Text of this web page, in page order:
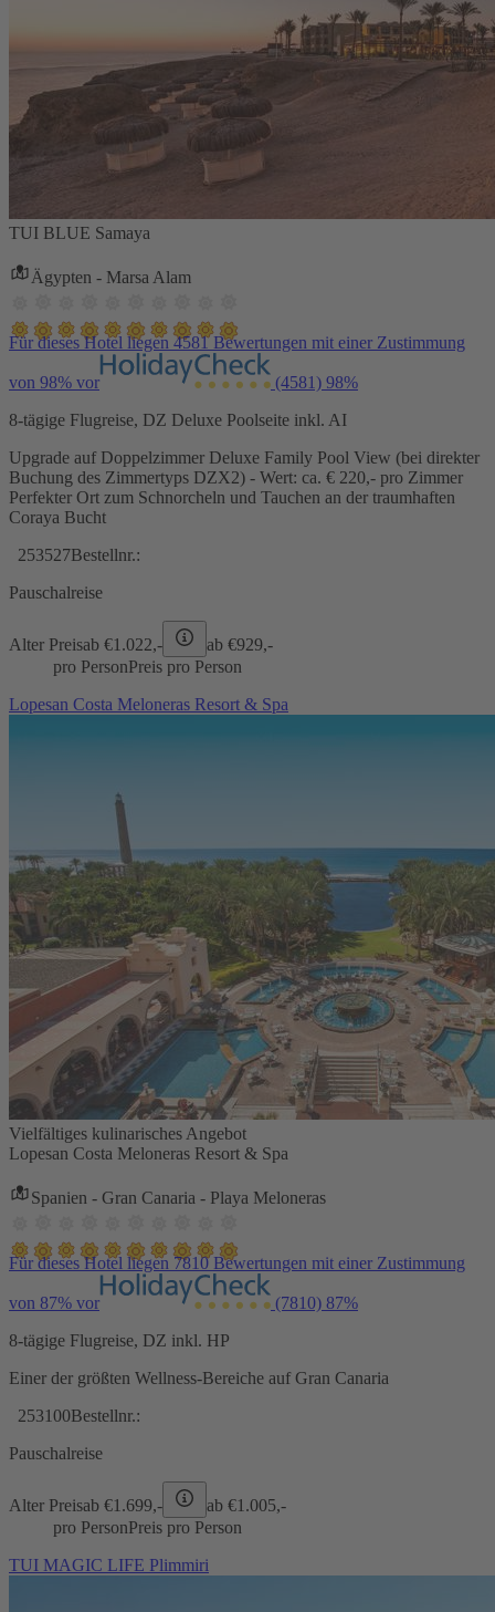
TUI BLUE Samaya
Ägypten - Marsa Alam
Für dieses Hotel liegen 4581 Bewertungen mit einer Zustimmung
von 98% vor (4581) 98%
8-tägige Flugreise, DZ Deluxe Poolseite inkl. AI
Upgrade auf Doppelzimmer Deluxe Family Pool View (bei direkter
Buchung des Zimmertyps DZX2) - Wert: ca. € 220,- pro Zimmer
Perfekter Ort zum Schnorcheln und Tauchen an der traumhaften
Coraya Bucht
253527Bestellnr.:
Pauschalreise
Alter Preisab €1.022,- ab €929,-
pro PersonPreis pro Person
Lopesan Costa Meloneras Resort & Spa
Vielfältiges kulinarisches Angebot
Lopesan Costa Meloneras Resort & Spa
Spanien - Gran Canaria - Playa Meloneras
Für dieses Hotel liegen 7810 Bewertungen mit einer Zustimmung
von 87% vor (7810) 87%
8-tägige Flugreise, DZ inkl. HP
Einer der größten Wellness-Bereiche auf Gran Canaria
253100Bestellnr.:
Pauschalreise
Alter Preisab €1.699,- ab €1.005,-
pro PersonPreis pro Person
TUI MAGIC LIFE Plimmiri